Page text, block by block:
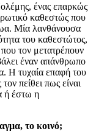
ένας επαρκώς
καθεστώς που
Μία λανθάνουσα
του καθεστώτος,
τον μετατρέπουν
έναν απάνθρωπο
Η τυχαία επαφή του
πείθει πως είναι
ή έστω η
το κοινό;